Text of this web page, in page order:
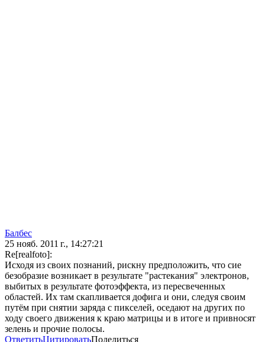
Балбес
25 нояб. 2011 г., 14:27:21
Re[realfoto]:
Исходя из своих познаний, рискну предположить, что сие
безобразие возникает в результате "растекания" электронов,
выбитых в результате фотоэффекта, из пересвеченных
областей. Их там скапливается дофига и они, следуя своим
путём при снятии заряда с пикселей, оседают на других по
ходу своего движения к краю матрицы и в итоге и привносят
зелень и прочие полосы.
ОтветитьЦитироватьПоделиться